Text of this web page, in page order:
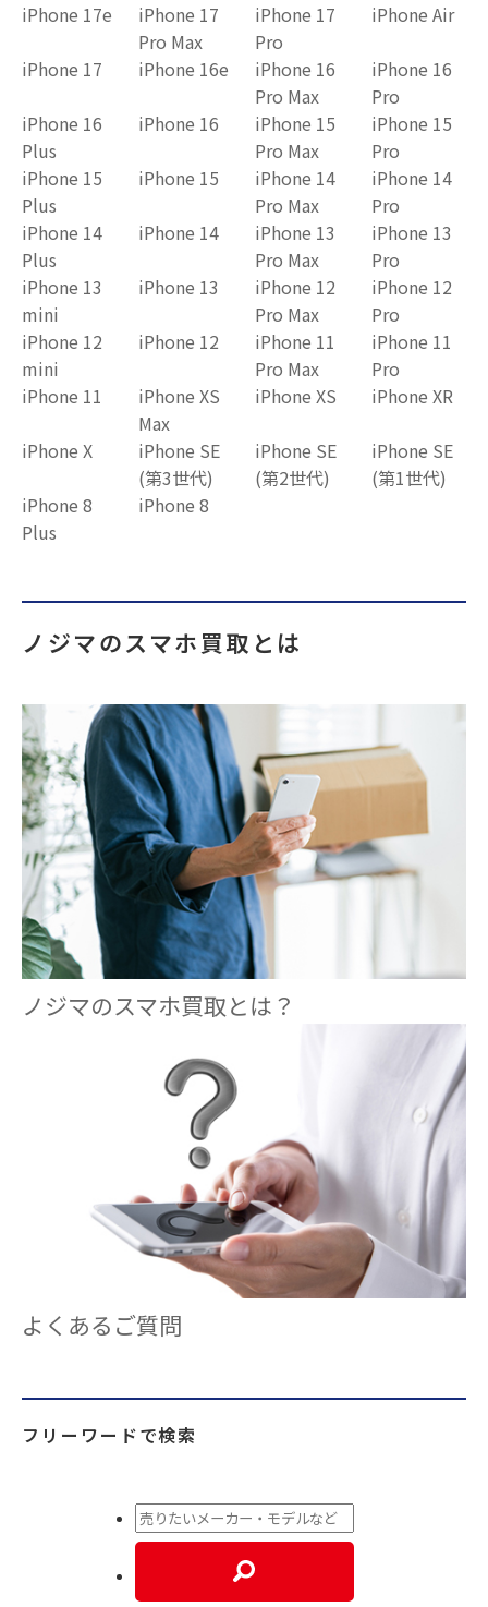
iPhone 17e
iPhone 17
Pro Max
iPhone 17
Pro
iPhone Air
iPhone 17 iPhone 16e
iPhone 16
Pro Max
iPhone 16
Pro
iPhone 16
Plus
iPhone 16
iPhone 15
Pro Max
iPhone 15
Pro
iPhone 15
Plus
iPhone 15
iPhone 14
Pro Max
iPhone 14
Pro
iPhone 14
Plus
iPhone 14
iPhone 13
Pro Max
iPhone 13
Pro
iPhone 13
mini
iPhone 13
iPhone 12
Pro Max
iPhone 12
Pro
iPhone 12
mini
iPhone 12
iPhone 11
Pro Max
iPhone 11
Pro
iPhone 11
iPhone XS
Max
iPhone XS iPhone XR
iPhone X
iPhone SE
(第3世代)
iPhone SE
(第2世代)
iPhone SE
(第1世代)
iPhone 8
Plus
iPhone 8
ノジマのスマホ買取とは
ノジマのスマホ買取とは？
よくあるご質問
フリーワードで検索